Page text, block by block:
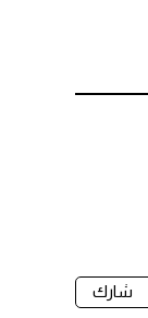
شارك